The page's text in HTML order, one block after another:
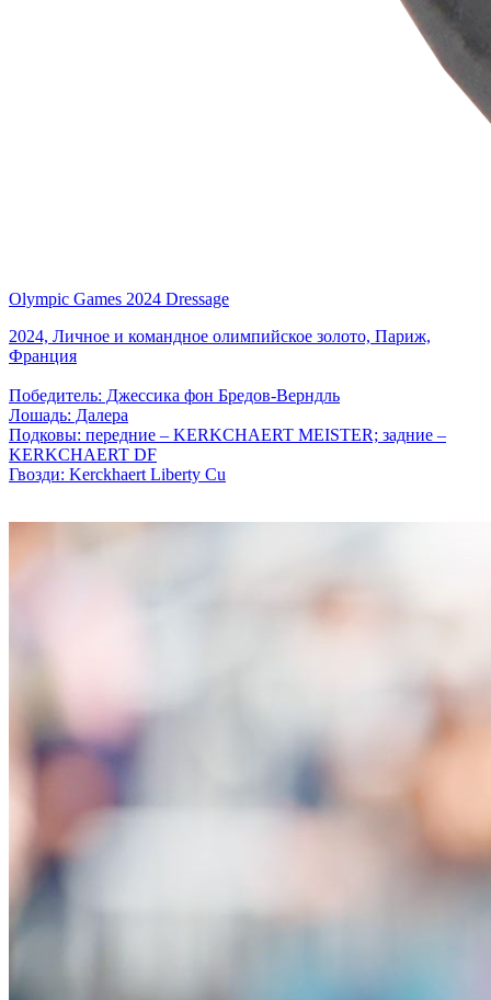
Olympic Games 2024 Dressage
2024, Личное и командное олимпийское золото, Париж,
Франция
Победитель: Джессика фон Бредов-Верндль
Лошадь: Далера
Подковы: передние – KERKCHAERT MEISTER; задние –
KERKCHAERT DF
Гвозди: Kerckhaert Liberty Cu